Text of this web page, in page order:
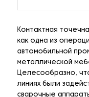
Контактная
как одна из
автомобильной
металлической
Целесообразно,
линиях были
сварочные